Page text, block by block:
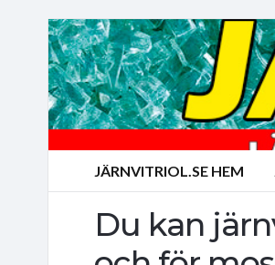
JÄRNVITRIOL.SE HEM
Du kan